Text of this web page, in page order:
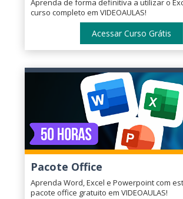
Aprenda de forma definitiva a utilizar o
curso completo em VIDEOAULAS!
Acessar Curso Grátis
Pacote Office
Aprenda Word, Excel e Powerpoint com
pacote office gratuito em VIDEOAULAS!